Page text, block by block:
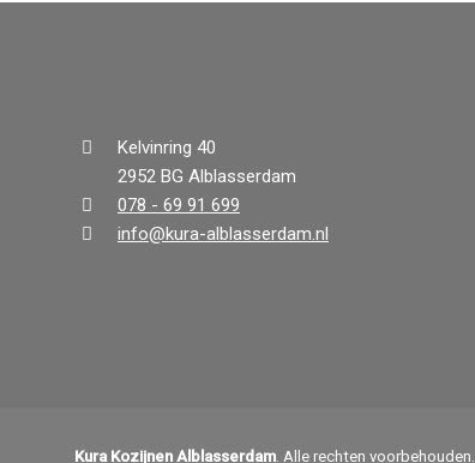
Kelvinring 40
2952 BG Alblasserdam
078 - 69 91 699
info@kura-alblasserdam.nl
Kura Kozijnen Alblasserdam. Alle rechten voorbehouden.